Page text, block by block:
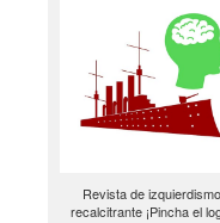
Revista de izquierdismo
recalcitrante ¡Pincha el